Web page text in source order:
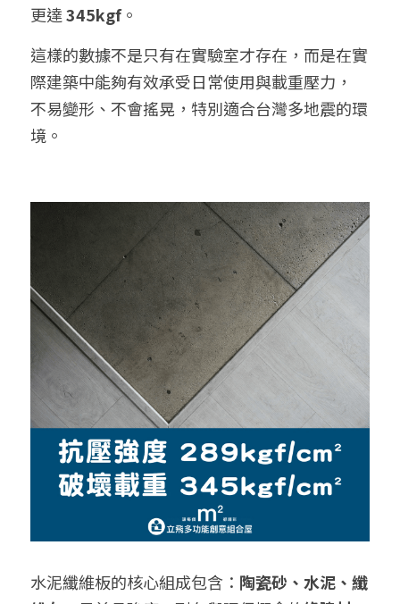
更達 345kgf。
這樣的數據不是只有在實驗室才存在，而是在實
際建築中能夠有效承受日常使用與載重壓力，
不易變形、不會搖晃，特別適合台灣多地震的環
境。
水泥纖維板的核心組成包含： 陶瓷砂、水泥、纖